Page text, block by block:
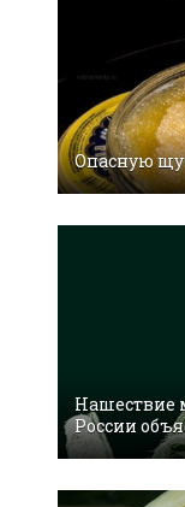
Опасную
Нашествие
России